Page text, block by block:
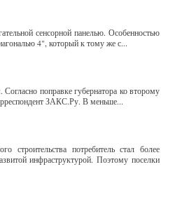
сенсорной панелью. Особенностью
4", который к тому же с...
поправке губернатора ко второму
ЗАКС.Ру. В меньше...
строительства потребитель стал более
инфраструктурой. Поэтому поселки